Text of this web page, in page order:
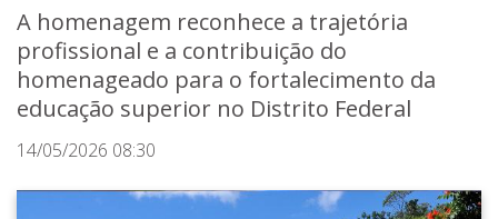
A homenagem reconhece a trajetória
profissional e a contribuição do
homenageado para o fortalecimento da
educação superior no Distrito Federal
14/05/2026 08:30